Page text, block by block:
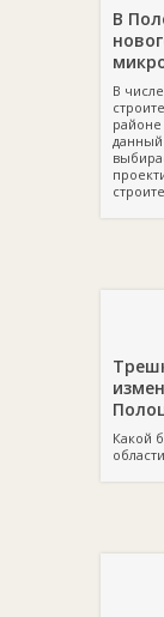
В
В
данный
Какой